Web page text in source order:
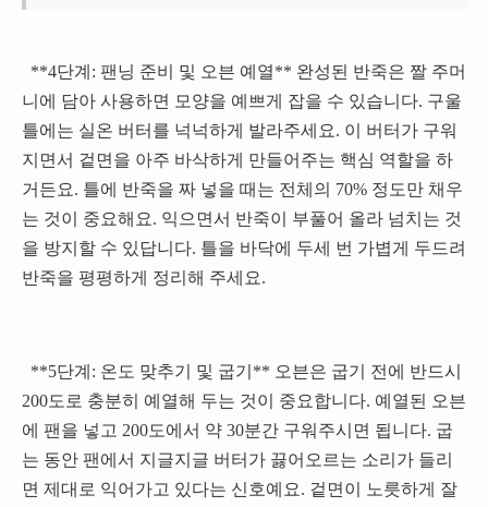
**4단계: 팬닝 준비 및 오븐 예열** 완성된 반죽은 짤 주머
니에 담아 사용하면 모양을 예쁘게 잡을 수 있습니다. 구울
틀에는 실온 버터를 넉넉하게 발라주세요. 이 버터가 구워
지면서 겉면을 아주 바삭하게 만들어주는 핵심 역할을 하
거든요. 틀에 반죽을 짜 넣을 때는 전체의 70% 정도만 채우
는 것이 중요해요. 익으면서 반죽이 부풀어 올라 넘치는 것
을 방지할 수 있답니다. 틀을 바닥에 두세 번 가볍게 두드려
반죽을 평평하게 정리해 주세요.
**5단계: 온도 맞추기 및 굽기** 오븐은 굽기 전에 반드시
200도로 충분히 예열해 두는 것이 중요합니다. 예열된 오븐
에 팬을 넣고 200도에서 약 30분간 구워주시면 됩니다. 굽
는 동안 팬에서 지글지글 버터가 끓어오르는 소리가 들리
면 제대로 익어가고 있다는 신호예요. 겉면이 노릇하게 잘